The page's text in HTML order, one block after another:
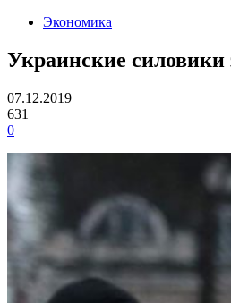
Экономика
Украинские
07.12.2019
631
0